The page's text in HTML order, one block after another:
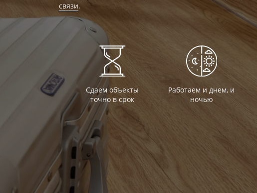
связи.
Сдаем объекты
точно в срок
Работаем и днем, и
ночью